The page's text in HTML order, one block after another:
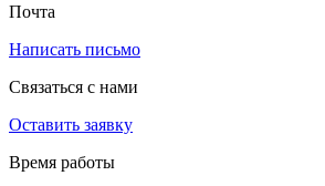
Почта
Написать письмо
Связаться с нами
Оставить заявку
Время работы